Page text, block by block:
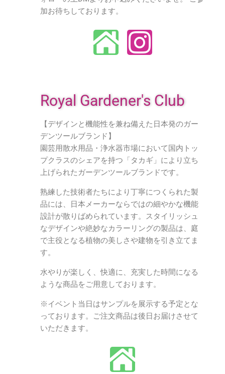
加お待ちしております。
Royal Gardener's Club
【デザインと機能性を兼ね備えた日本発のガー
デンツールブランド】
園芸用散水用品・浄水器市場において国内トッ
プクラスのシェアを持つ「タカギ」により立ち
上げられたガーデンツールブランドです。
熟練した技術者たちにより丁寧につくられた製
品には、日本メーカーならではの細やかな機能
設計が散りばめられています。スタイリッシュ
なデザインや絶妙なカラーリングの製品は、庭
で主役となる植物の美しさや建物を引き立てま
す。
水やりが楽しく、快適に、充実した時間になる
ような商品をご用意しております。
※イベント当日はサンプルを展示する予定とな
っております。ご注文商品は後日お届けさせて
いただきます。